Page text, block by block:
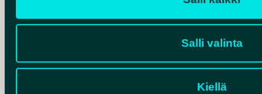
Salli valinta
Kiellä
Hankelogo